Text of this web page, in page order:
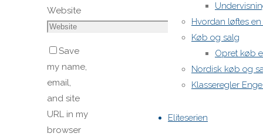
Hvordan løftes
Køb og salg
Opret køb
Nordisk køb og
Klasseregler
Eliteserien
Website
Save
my name,
email,
and site
URL in my
browser